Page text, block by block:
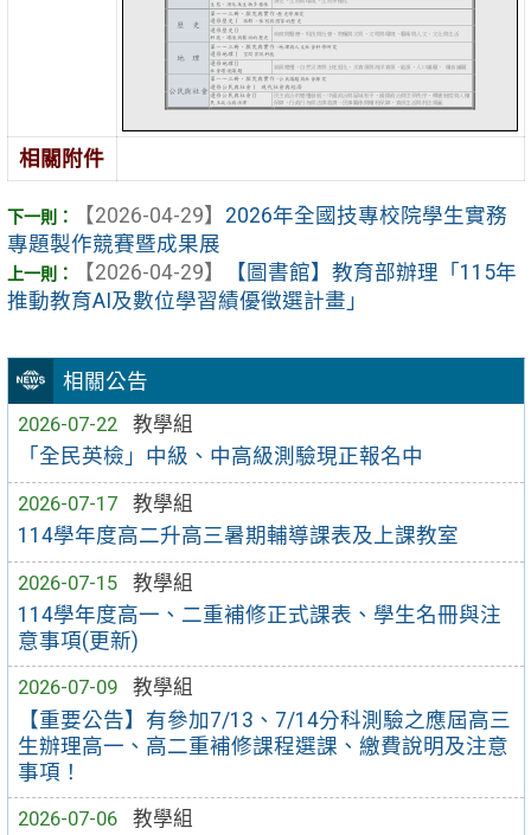
相關公告
2026-07-22
教學組
「全民英檢」中級、中高級測驗現正報名中
2026-07-17
教學組
114學年度高二升高三暑期輔導課表及上課教室
2026-07-15
教學組
114學年度高一、二重補修正式課表、學生名冊與注
意事項(更新)
2026-07-09
教學組
【重要公告】有參加7/13、7/14分科測驗之應屆高三
生辦理高一、高二重補修課程選課、繳費說明及注意
事項！
2026-07-06
教學組
相關附件
【2026-04-29】 2026年全國技專校院學生實務
專題製作競賽暨成果展
【2026-04-29】
【圖書館】教育部辦理「115年
推動教育AI及數位學習績優徵選計畫」